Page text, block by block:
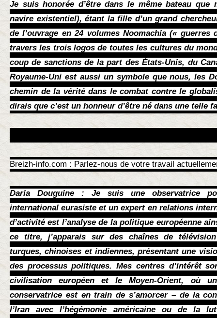
Je suis honorée d’être dans le même bateau que
navire existentiel), étant la fille d’un grand
de l’ouvrage en 24 volumes Noomachia (« guerres
travers les trois logos de toutes les cultures du
coup de sanctions de la part des États-Unis, du
Royaume-Uni est aussi un symbole que nous, les
chemin de la vérité dans le combat contre le
dirais que c’est un honneur d’être né dans une telle
Breizh-info.com : Parlez-nous de votre travail
Daria Douguine : Je suis une observatrice
international eurasiste et un expert en relations
d’activité est l’analyse de la politique européenne
ce titre, j’apparais sur des chaînes de
turques, chinoises et indiennes, présentant une
des processus politiques. Mes centres d’intérêt
civilisation européen et le Moyen-Orient, où
conservatrice est en train de s’amorcer – de la
l’Iran avec l’hégémonie américaine ou de la